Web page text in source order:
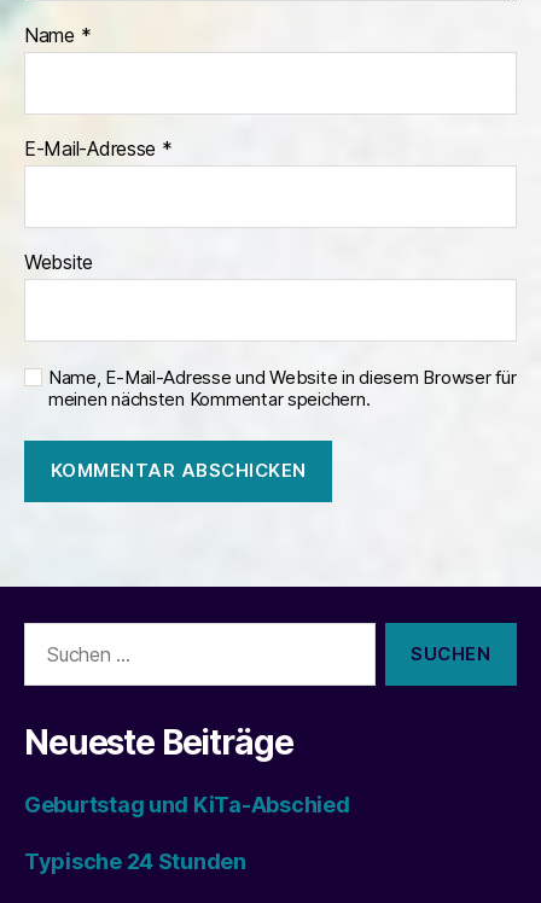
Name *
E-Mail-Adresse *
Website
Name, E-Mail-Adresse und Website in diesem Browser für
meinen nächsten Kommentar speichern.
nach:
Neueste Beiträge
Geburtstag und KiTa-Abschied
Typische 24 Stunden